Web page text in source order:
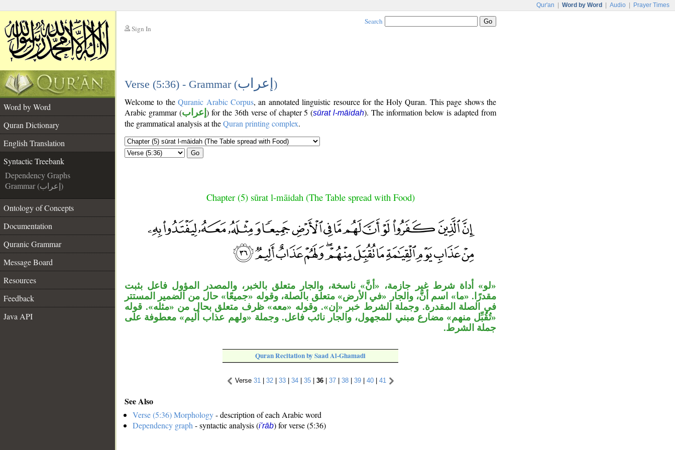
Qur'an Word by Word Audio Prayer Times
Sign In
Search
Verse (5:36) - Grammar (إعراب )
Word by Word
Quran Dictionary
English Translation
Syntactic Treebank
Dependency Graphs
Grammar (إعراب)
Ontology of Concepts
Documentation
Quranic Grammar
Message Board
Resources
Feedback
Java API
Welcome to theQuranic Arabic Corpus, an annotated linguistic resource for the Holy Quran. This page shows the
Arabic grammar (إعراب ) for the 36th verse of chapter 5 (sūrat l-māidah). The information below is adapted from
the grammatical analysis at theQuran printing complex.
Go
Chapter (5) sūrat l-māidah (The Table spread with Food)
«لو» أداة شرط غير جازمة، «أنَّ» ناسخة، والجار متعلق بالخبر، والمصدر المؤول فاعل بثبت
مقدرًا. «ما» اسم أنَّ، والجار «في الأرض» متعلق بالصلة، وقوله «جميعًا» حال من الضمير المستتر
في الصلة المقدرة. وجملة الشرط خبر «إن». وقوله «معه» ظرف متعلق بحال من «مثله». قوله
«تُقُبِّل منهم» مضارع مبني للمجهول، والجار نائب فاعل. وجملة «ولهم عذاب أليم» معطوفة على
جملة الشرط.
Quran Recitation by Saad Al-Ghamadi
Verse 31 32| 33| 34| 35| 36| 37| 38| 39| 40| 41
See Also
Verse (5:36) Morphology- description of each Arabic word
Dependency graph- syntactic analysis (i'rāb) for verse (5:36)